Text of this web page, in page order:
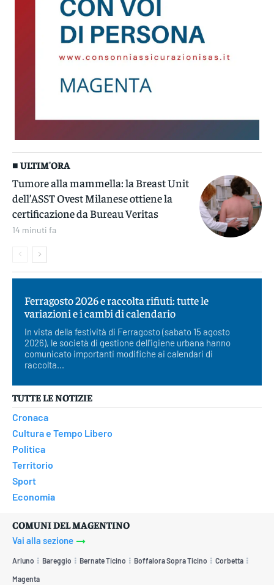
■ ULTIM'ORA
Tumore alla mammella: la Breast Unit
dell’ASST Ovest Milanese ottiene la
certificazione da Bureau Veritas
14 minuti fa
Ferragosto 2026 e raccolta rifiuti: tutte le
variazioni e i cambi di calendario
In vista della festività di Ferragosto (sabato 15 agosto
2026), le società di gestione dell'igiene urbana hanno
comunicato importanti modifiche ai calendari di
raccolta...
TUTTE LE NOTIZIE
Cronaca
Cultura e Tempo Libero
Politica
Territorio
Sport
Economia
COMUNI DEL MAGENTINO
Vai alla sezione
Arluno Bareggio Bernate Ticino Boffalora Sopra Ticino Corbetta
Magenta